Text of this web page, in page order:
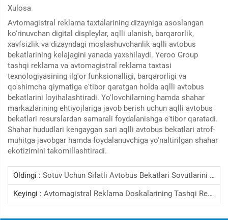
Xulosa
Avtomagistral reklama taxtalarining dizayniga asoslangan
ko'rinuvchan digital displeylar, aqlli ulanish, barqarorlik,
xavfsizlik va dizayndagi moslashuvchanlik aqlli avtobus
bekatlarining kelajagini yanada yaxshilaydi. Yeroo Group
tashqi reklama va avtomagistral reklama taxtasi
texnologiyasining ilg'or funksionalligi, barqarorligi va
qo'shimcha qiymatiga e'tibor qaratgan holda aqlli avtobus
bekatlarini loyihalashtiradi. Yo'lovchilarning hamda shahar
markazlarining ehtiyojlariga javob berish uchun aqlli avtobus
bekatlari resurslardan samarali foydalanishga e'tibor qaratadi.
Shahar hududlari kengaygan sari aqlli avtobus bekatlari atrof-
muhitga javobgar hamda foydalanuvchiga yo'naltirilgan shahar
ekotizimini takomillashtiradi.
Oldingi : Sotuv Uchun Sifatli Avtobus Bekatlari Sovutlarini Qayerdan Topishingiz Mumkin
Keyingi : Avtomagistral Reklama Doskalarining Tashqi Reklama Uchun Samarali Bo'lishi Nima Sababli?